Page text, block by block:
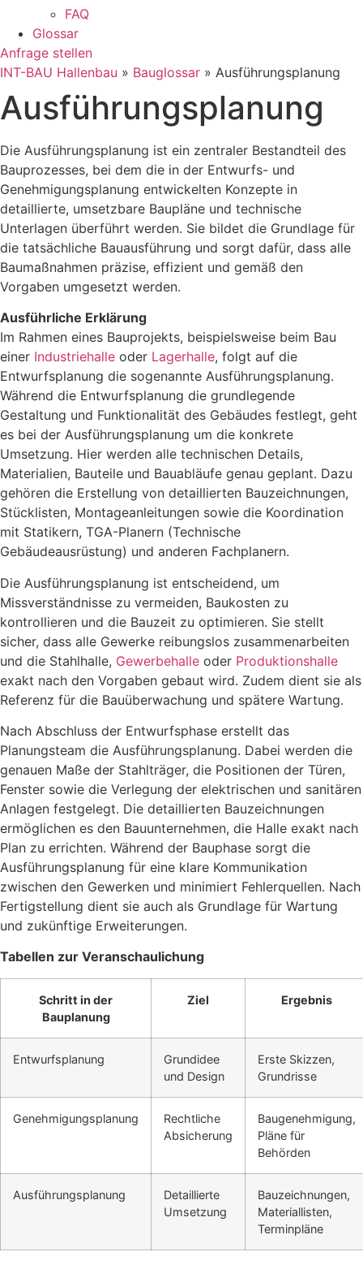
FAQ
Glossar
Anfrage stellen
INT-BAU Hallenbau » Bauglossar » Ausführungsplanung
Ausführungsplanung
Die Ausführungsplanung ist ein zentraler Bestandteil des
Bauprozesses, bei dem die in der Entwurfs- und
Genehmigungsplanung entwickelten Konzepte in
detaillierte, umsetzbare Baupläne und technische
Unterlagen überführt werden. Sie bildet die Grundlage für
die tatsächliche Bauausführung und sorgt dafür, dass alle
Baumaßnahmen präzise, effizient und gemäß den
Vorgaben umgesetzt werden.
Ausführliche Erklärung
Im Rahmen eines Bauprojekts, beispielsweise beim Bau
einer Industriehalle oder Lagerhalle, folgt auf die
Entwurfsplanung die sogenannte Ausführungsplanung.
Während die Entwurfsplanung die grundlegende
Gestaltung und Funktionalität des Gebäudes festlegt, geht
es bei der Ausführungsplanung um die konkrete
Umsetzung. Hier werden alle technischen Details,
Materialien, Bauteile und Bauabläufe genau geplant. Dazu
gehören die Erstellung von detaillierten Bauzeichnungen,
Stücklisten, Montageanleitungen sowie die Koordination
mit Statikern, TGA-Planern (Technische
Gebäudeausrüstung) und anderen Fachplanern.
Die Ausführungsplanung ist entscheidend, um
Missverständnisse zu vermeiden, Baukosten zu
kontrollieren und die Bauzeit zu optimieren. Sie stellt
sicher, dass alle Gewerke reibungslos zusammenarbeiten
und die Stahlhalle, Gewerbehalle oder Produktionshalle
exakt nach den Vorgaben gebaut wird. Zudem dient sie als
Referenz für die Bauüberwachung und spätere Wartung.
Nach Abschluss der Entwurfsphase erstellt das
Planungsteam die Ausführungsplanung. Dabei werden die
genauen Maße der Stahlträger, die Positionen der Türen,
Fenster sowie die Verlegung der elektrischen und sanitären
Anlagen festgelegt. Die detaillierten Bauzeichnungen
ermöglichen es den Bauunternehmen, die Halle exakt nach
Plan zu errichten. Während der Bauphase sorgt die
Ausführungsplanung für eine klare Kommunikation
zwischen den Gewerken und minimiert Fehlerquellen. Nach
Fertigstellung dient sie auch als Grundlage für Wartung
und zukünftige Erweiterungen.
Tabellen zur Veranschaulichung
Schritt in der
Bauplanung
Ziel Ergebnis
Entwurfsplanung
Grundidee
und Design
Erste Skizzen,
Grundrisse
Genehmigungsplanung
Rechtliche
Absicherung
Baugenehmigung,
Pläne für
Behörden
Ausführungsplanung
Detaillierte
Umsetzung
Bauzeichnungen,
Materiallisten,
Terminpläne